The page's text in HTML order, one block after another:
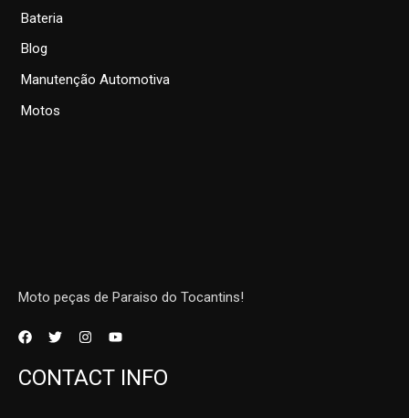
Bateria
Blog
Manutenção Automotiva
Motos
Moto peças de Paraiso do Tocantins!
CONTACT INFO